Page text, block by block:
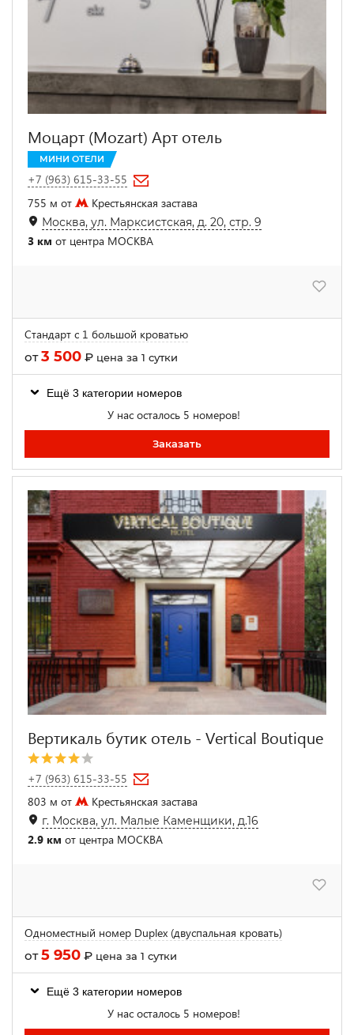
Моцарт (Mozart) Арт отель
МИНИ ОТЕЛИ
+7 (963) 615-33-55
755 м от
Крестьянская застава
Москва, ул. Марксистская, д. 20, стр. 9
3 км от центра МОСКВА
Стандарт с 1 большой кроватью
от3 500 ₽ цена за 1 сутки
Ещё 3 категории номеров
У нас осталось 5 номеров!
Заказать
Вертикаль бутик отель - Vertical Boutique
+7 (963) 615-33-55
803 м от
Крестьянская застава
г. Москва, ул. Малые Каменщики, д.16
2.9 км от центра МОСКВА
Одноместный номер Duplex (двуспальная кровать)
от5 950 ₽ цена за 1 сутки
Ещё 3 категории номеров
У нас осталось 5 номеров!